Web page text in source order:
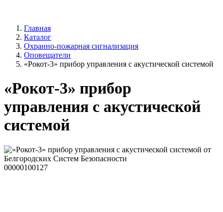
Главная
Каталог
Охранно-пожарная сигнализация
Оповещатели
«Рокот-3» прибор управления с акустической системой
«Рокот-3» прибор
управления с акустической
системой
00000100127